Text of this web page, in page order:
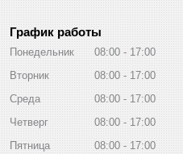
График работы
Понедельник 08:00
17:00
Вторник
08:00
17:00
Среда
08:00
17:00
Четверг
08:00
17:00
Пятница
08:00 17:00